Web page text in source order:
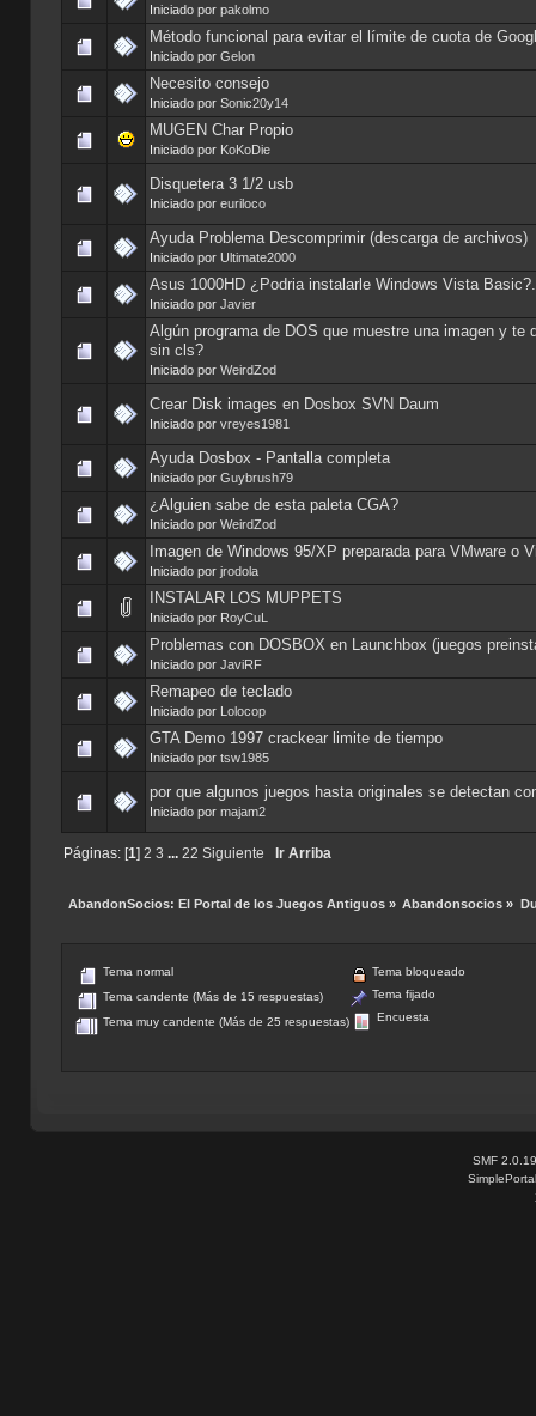
Iniciado por pakolmo
Método funcional para evitar el límite de cuota de
Iniciado por Gelon
Necesito consejo
Iniciado por Sonic20y14
MUGEN Char Propio
Iniciado por KoKoDie
Disquetera 3 1/2 usb
Iniciado por euriloco
Ayuda Problema Descomprimir (descarga de archivos)
Iniciado por Ultimate2000
Asus 1000HD ¿Podria instalarle Windows Vista Basic?.
Iniciado por Javier
Algún programa de DOS que muestre una imagen y te
sin cls?
Iniciado por WeirdZod
Crear Disk images en Dosbox SVN Daum
Iniciado por vreyes1981
Ayuda Dosbox - Pantalla completa
Iniciado por Guybrush79
¿Alguien sabe de esta paleta CGA?
Iniciado por WeirdZod
Imagen de Windows 95/XP preparada para VMware o
Iniciado por jrodola
INSTALAR LOS MUPPETS
Iniciado por RoyCuL
Problemas con DOSBOX en Launchbox (juegos
Iniciado por JaviRF
Remapeo de teclado
Iniciado por Lolocop
GTA Demo 1997 crackear limite de tiempo
Iniciado por tsw1985
por que algunos juegos hasta originales se detectan
Iniciado por majam2
Páginas: [1] 2 3 ... 22 Siguiente Ir Arriba
AbandonSocios: El Portal de los Juegos Antiguos» Abandonsocios »
Tema normal
Tema candente (Más de 15 respuestas)
Tema muy candente (Más de 25 respuestas)
Tema bloqueado
Tema fijado
Encuesta
SMF 2.0.19